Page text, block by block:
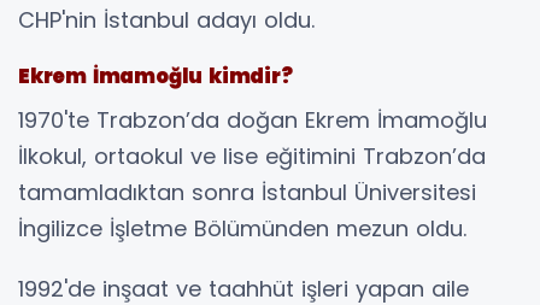
CHP'nin İstanbul adayı oldu.
Ekrem İmamoğlu kimdir?
1970'te Trabzon’da doğan Ekrem İmamoğlu
İlkokul, ortaokul ve lise eğitimini Trabzon’da
tamamladıktan sonra İstanbul Üniversitesi
İngilizce İşletme Bölümünden mezun oldu.
1992'de inşaat ve taahhüt işleri yapan aile